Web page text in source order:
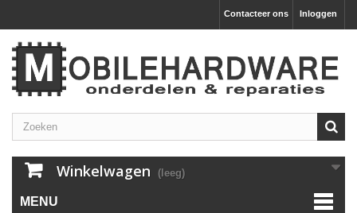
Inloggen
Contacteer ons
Winkelwagen (leeg)
MENU